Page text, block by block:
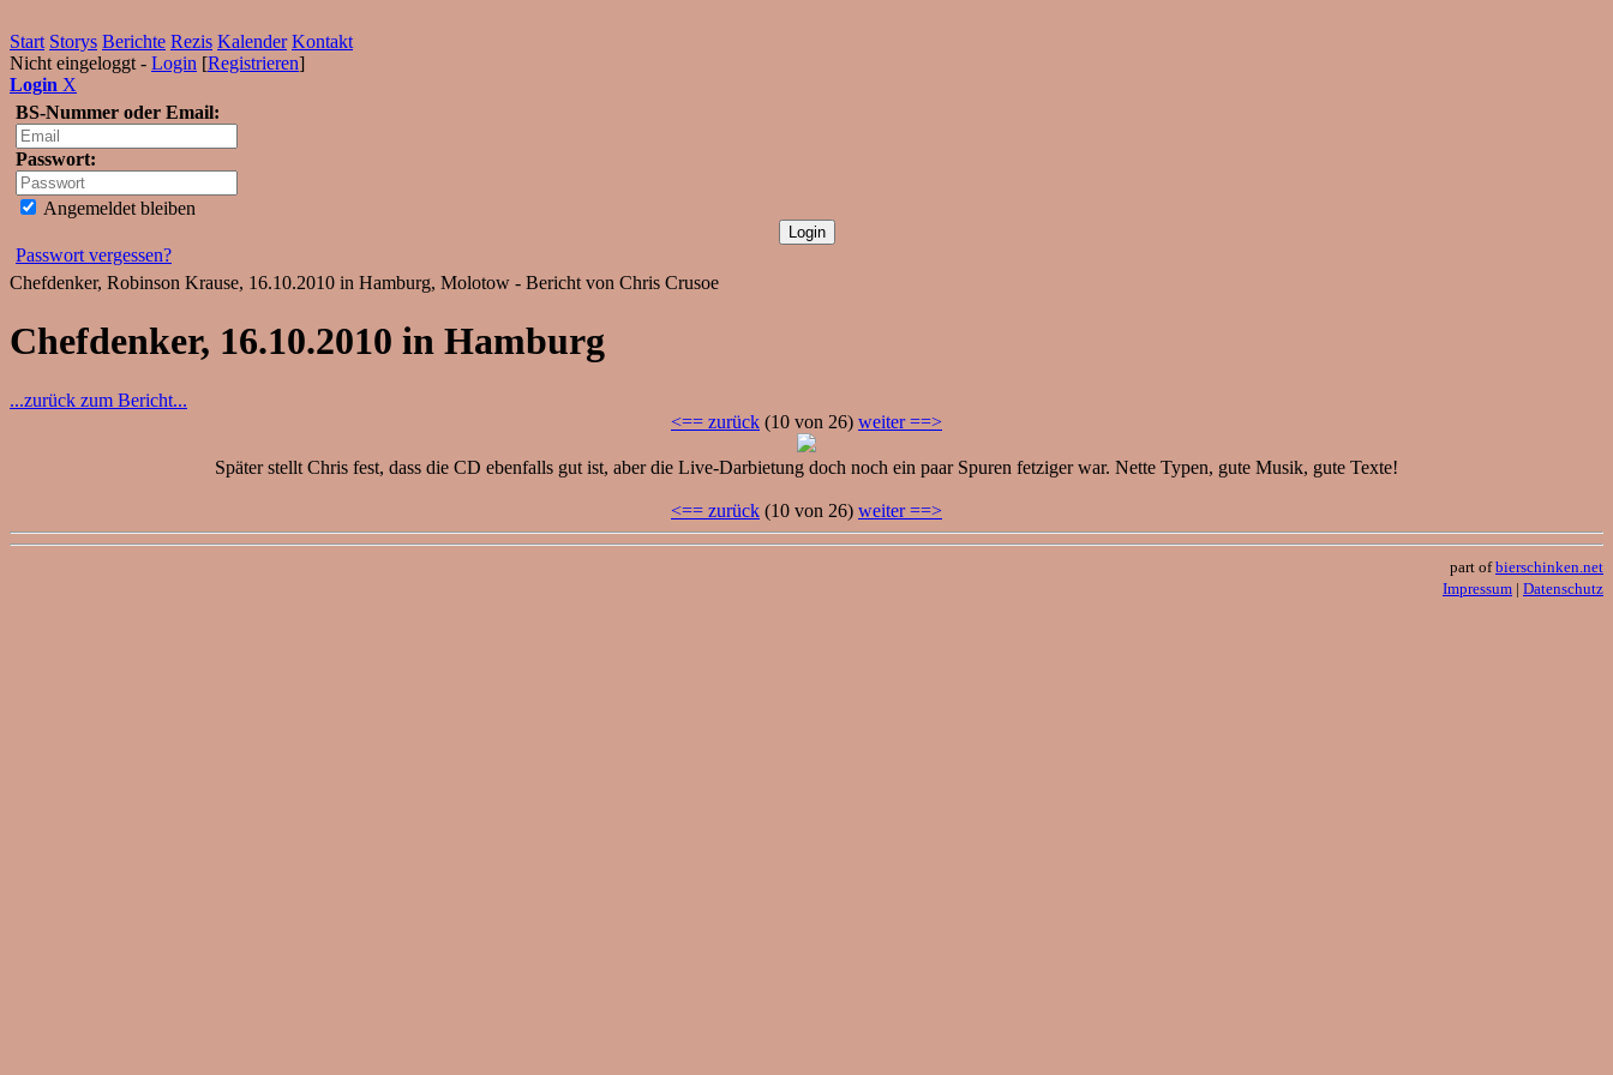
Start Storys Berichte Rezis Kalender Kontakt
Nicht eingeloggt - Login [Registrieren]
Login X
BS-Nummer oder Email:
Passwort:
Angemeldet bleiben
Passwort vergessen?
Chefdenker, Robinson Krause, 16.10.2010 in Hamburg, Molotow - Bericht von Chris Crusoe
Chefdenker, 16.10.2010 in Hamburg
...zurück zum Bericht...
<== zurück (10 von 26) weiter ==>
Später stellt Chris fest, dass die CD ebenfalls gut ist, aber die Live-Darbietung doch noch ein paar Spuren fetziger war. Nette Typen, gute Musik, gute Texte!
<== zurück (10 von 26) weiter ==>
part ofbierschinken.net
Impressum | Datenschutz